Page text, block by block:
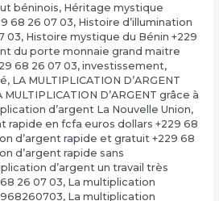
béninois, Héritage mystique
68 26 07 03, Histoire d’illumination
03, Histoire mystique du Bénin +229
du porte monnaie grand maitre
68 26 07 03, investissement,
, LA MULTIPLICATION D’ARGENT
MULTIPLICATION D’ARGENT grâce à
d’argent La Nouvelle Union,
rapide en fcfa euros dollars +229 68
d’argent rapide et gratuit +229 68
d’argent rapide sans
d’argent un travail très
26 07 03, La multiplication
, La multiplication